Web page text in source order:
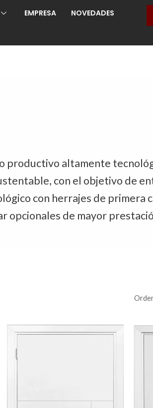
EMPRESA
NOVEDADES
productivo altamente
con el objetivo de
con herrajes de primera
opcionales de mayor